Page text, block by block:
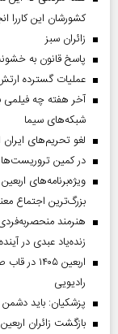
کشورشان این کاررا
‌زائران سبز
پاسخ قانون به
عملیات گسترده
آخر هفته چه فیلمی
شبکه‌های سیما
لغو تحریم‌های
در کمین
ویژه‌برنامه‌های
بزرگ‌ترین اجتماع
زنده‌یاد عبدی در
اربعین
رادیویی
پزشکیان: باید دشمن